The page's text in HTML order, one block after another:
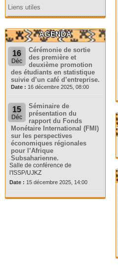
Liens utiles
AGENDA
16
Déc
Cérémonie de sortie
des première et
deuxième promotion
des étudiants en statistique
suivie d’un café d’entreprise.
Date : 16 décembre 2025, 08:00
15
Déc
Séminaire de
présentation du
rapport du Fonds
Monétaire International (FMI)
sur les perspectives
économiques régionales
pour l’Afrique
Subsaharienne.
Salle de conférence de
l'ISSP/UJKZ
Date : 15 décembre 2025, 14:00